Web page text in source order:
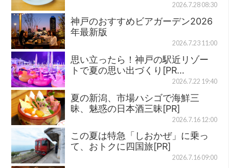
2026.7.28 08:30
神戸のおすすめビアガーデン2026
年最新版
2026.7.23 11:00
思い立ったら！神戸の駅近リゾー
トで夏の思い出づくり[PR…
2026.7.22 19:40
夏の新潟、市場ハシゴで海鮮三
昧、魅惑の日本酒三昧[PR]
2026.7.16 12:00
この夏は特急「しおかぜ」に乗っ
て、おトクに四国旅[PR]
2026.7.16 09:00